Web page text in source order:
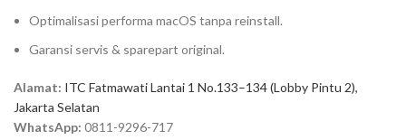
Optimalisasi performa macOS tanpa reinstall.
Garansi servis & sparepart original.
Alamat: ITC Fatmawati Lantai 1 No.133–134 (Lobby Pintu 2),
Jakarta Selatan
WhatsApp: 0811-9296-717